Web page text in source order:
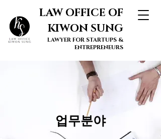
LAW OFFICE OF
KIWON SUNG
LAWYER FOR STARTUPS &
ENTREPRENEURS
​업무분야